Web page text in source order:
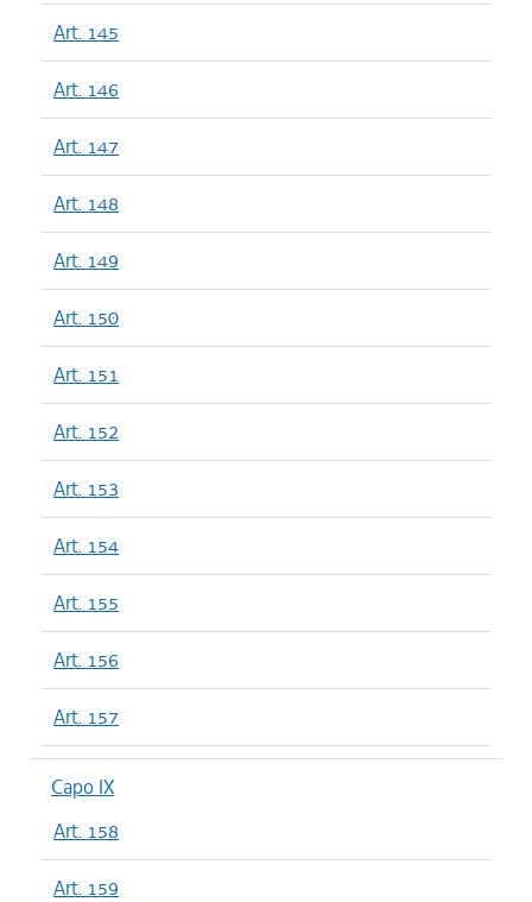
Art. 145
Art. 146
Art. 147
Art. 148
Art. 149
Art. 150
Art. 151
Art. 152
Art. 153
Art. 154
Art. 155
Art. 156
Art. 157
Capo IX
Art. 158
Art. 159